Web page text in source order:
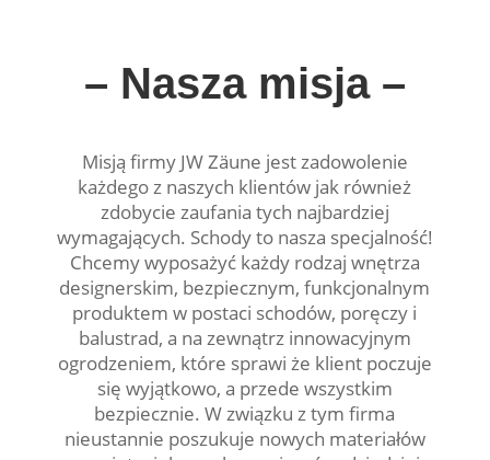
– Nasza misja –
Misją firmy JW Zäune jest zadowolenie
każdego z naszych klientów jak również
zdobycie zaufania tych najbardziej
wymagających. Schody to nasza specjalność!
Chcemy wyposażyć każdy rodzaj wnętrza
designerskim, bezpiecznym, funkcjonalnym
produktem w postaci schodów, poręczy i
balustrad, a na zewnątrz innowacyjnym
ogrodzeniem, które sprawi że klient poczuje
się wyjątkowo, a przede wszystkim
bezpiecznie. W związku z tym firma
nieustannie poszukuje nowych materiałów